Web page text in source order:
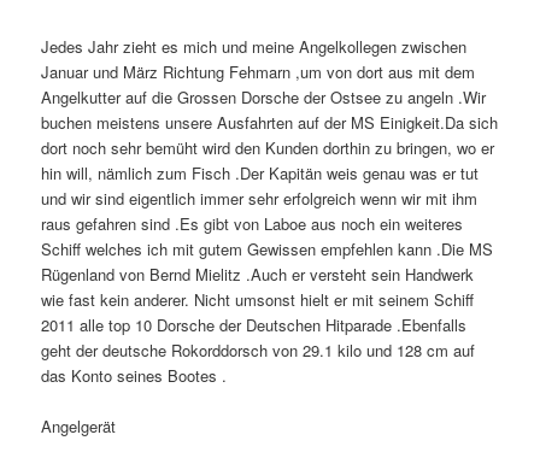
Jedes Jahr zieht es mich und meine Angelkollegen zwischen
Januar und März Richtung Fehmarn ,um von dort aus mit dem
Angelkutter auf die Grossen Dorsche der Ostsee zu angeln .Wir
buchen meistens unsere Ausfahrten auf der MS Einigkeit.Da sich
dort noch sehr bemüht wird den Kunden dorthin zu bringen, wo er
hin will, nämlich zum Fisch .Der Kapitän weis genau was er tut
und wir sind eigentlich immer sehr erfolgreich wenn wir mit ihm
raus gefahren sind .Es gibt von Laboe aus noch ein weiteres
Schiff welches ich mit gutem Gewissen empfehlen kann .Die MS
Rügenland von Bernd Mielitz .Auch er versteht sein Handwerk
wie fast kein anderer. Nicht umsonst hielt er mit seinem Schiff
2011 alle top 10 Dorsche der Deutschen Hitparade .Ebenfalls
geht der deutsche Rokorddorsch von 29.1 kilo und 128 cm auf
das Konto seines Bootes .
Angelgerät